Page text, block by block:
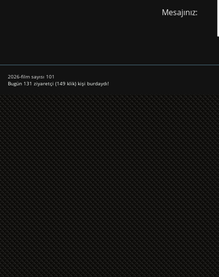
Mesajınız:
2026-film sayısı 101
Bugün 131 ziyaretçi (149 klik) kişi burdaydı!